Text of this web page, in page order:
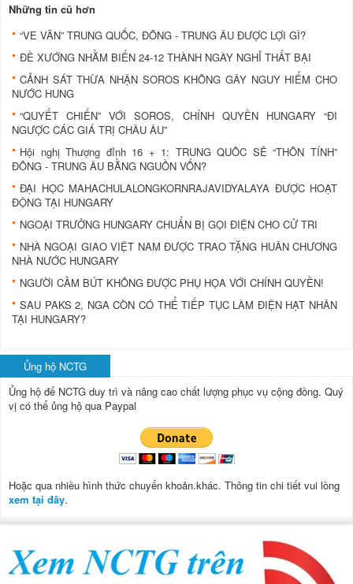
Những tin cũ hơn
“VE VÃN” TRUNG QUỐC, ĐÔNG - TRUNG ÂU ĐƯỢC LỢI GÌ?
ĐỀ XƯỚNG NHẰM BIẾN 24-12 THÀNH NGÀY NGHỈ THẤT BẠI
CẢNH SÁT THỪA NHẬN SOROS KHÔNG GÂY NGUY HIỂM CHO
NƯỚC HUNG
“QUYẾT CHIẾN” VỚI SOROS, CHÍNH QUYỀN HUNGARY “ĐI
NGƯỢC CÁC GIÁ TRỊ CHÂU ÂU”
Hội nghị Thượng đỉnh 16 + 1: TRUNG QUÔC SẼ “THÔN TÍNH”
ĐÔNG - TRUNG ÂU BẰNG NGUỒN VỐN?
ĐẠI HỌC MAHACHULALONGKORNRAJAVIDYALAYA ĐƯỢC HOẠT
ĐỘNG TẠI HUNGARY
NGOẠI TRƯỞNG HUNGARY CHUẨN BỊ GỌI ĐIỆN CHO CỬ TRI
NHÀ NGOẠI GIAO VIỆT NAM ĐƯỢC TRAO TẶNG HUÂN CHƯƠNG
NHÀ NƯỚC HUNGARY
NGƯỜI CẦM BÚT KHÔNG ĐƯỢC PHỤ HỌA VỚI CHÍNH QUYỀN!
SAU PAKS 2, NGA CÒN CÓ THỂ TIẾP TỤC LÀM ĐIỆN HẠT NHÂN
TẠI HUNGARY?
Ủng hộ NCTG
Ủng hộ để NCTG duy trì và nâng cao chất lượng phục vụ cộng đồng. Quý
vị có thể ủng hộ qua Paypal
Hoặc qua nhiều hình thức chuyển khoản.khác. Thông tin chi tiết vui lòng
xem tại đây.